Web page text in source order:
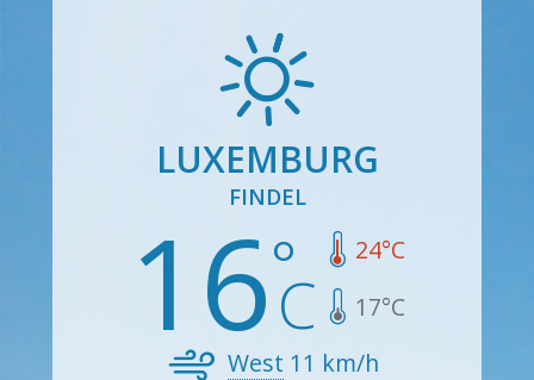
LUXEMBURG
FINDEL
16 24°C
17°C
West 11 km/h